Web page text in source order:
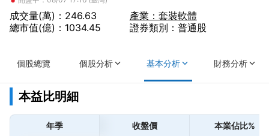
成交量(萬)：246.63
總市值(億)：1034.45
產業：套裝軟體
證券類別：普通股
個股總覽 個股分析 基本分析 財務分析
本益比明細
年季 收盤價 本業佔比%